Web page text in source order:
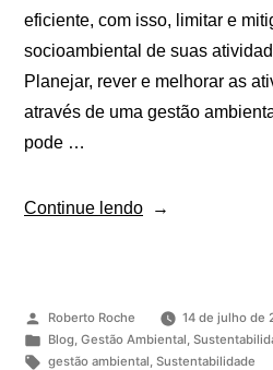
eficiente, com isso, limitar e
socioambiental de suas
Planejar, rever e melhorar as
através de uma gestão
pode …
Continue lendo
Roberto Roche
14 de julho de
Blog, Gestão Ambiental,
gestão ambiental, Sustentabilidade